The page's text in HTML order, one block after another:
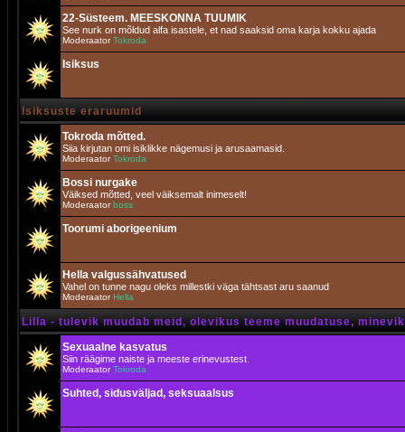
22-Süsteem. MEESKONNA TUUMIK
See nurk on mõldud alfa isastele, et nad saaksid oma karja kokku ajada
ModeraatorTokroda
Isiksus
Isiksuste eraruumid
Tokroda mõtted.
Siia kirjutan omi isiklikke nägemusi ja arusaamasid.
ModeraatorTokroda
Bossi nurgake
Väiksed mõtted, veel väiksemalt inimeselt!
Moderaatorboss
Toorumi aborigeenium
Hella valgussähvatused
Vahel on tunne nagu oleks millestki väga tähtsast aru saanud
Moderaator Hella
Lilla - tulevik muudab meid, olevikus teeme muudatuse,
Sexuaalne kasvatus
Siin räägime naiste ja meeste erinevustest.
ModeraatorTokroda
Suhted, sidusväljad, seksuaalsus